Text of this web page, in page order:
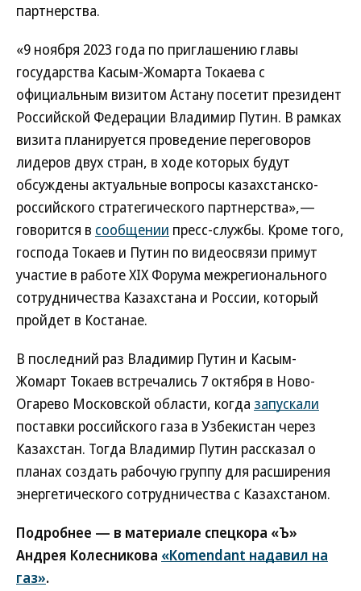
партнерства.
«9 ноября 2023 года по приглашению главы
государства Касым-Жомарта Токаева с
официальным визитом Астану посетит президент
Российской Федерации Владимир Путин. В рамках
визита планируется проведение переговоров
лидеров двух стран, в ходе которых будут
обсуждены актуальные вопросы казахстанско-
российского стратегического партнерства»,—
говорится в сообщении пресс-службы. Кроме того,
господа Токаев и Путин по видеосвязи примут
участие в работе XIX Форума межрегионального
сотрудничества Казахстана и России, который
пройдет в Костанае.
В последний раз Владимир Путин и Касым-
Жомарт Токаев встречались 7 октября в Ново-
Огарево Московской области, когда запускали
поставки российского газа в Узбекистан через
Казахстан. Тогда Владимир Путин рассказал о
планах создать рабочую группу для расширения
энергетического сотрудничества с Казахстаном.
Подробнее — в материале спецкора «Ъ»
Андрея Колесникова «Кomendant надавил на
газ».